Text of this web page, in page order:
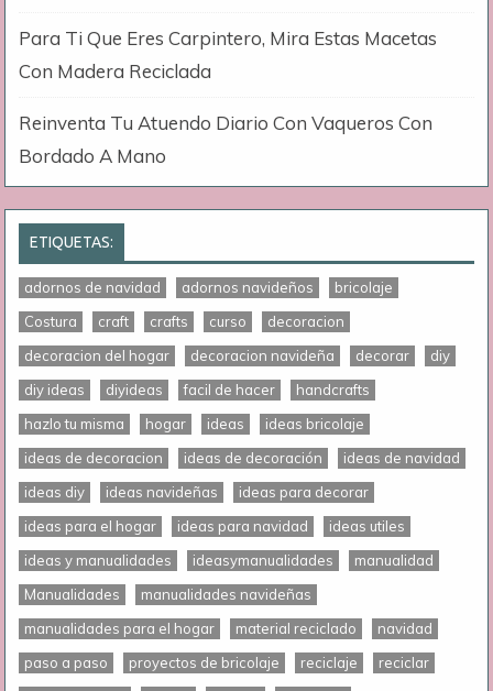
Para Ti Que Eres Carpintero, Mira Estas Macetas
Con Madera Reciclada
Reinventa Tu Atuendo Diario Con Vaqueros Con
Bordado A Mano
ETIQUETAS:
adornos de navidad adornos navideños
bricolaje
Costura
craft crafts curso
decoracion
decoracion del hogar
decoracion navideña decorar
diy
diy ideas
diyideas facil de hacer
handcrafts
hazlo tu misma
hogar ideas
ideas bricolaje
ideas de decoracion
ideas de decoración
ideas de navidad
ideas diy
ideas navideñas
ideas para decorar
ideas para el hogar
ideas para navidad
ideas utiles
ideas y manualidades
ideasymanualidades
manualidad
Manualidades
manualidades navideñas
manualidades para el hogar
material reciclado
navidad
paso a paso
proyectos de bricolaje reciclaje
reciclar